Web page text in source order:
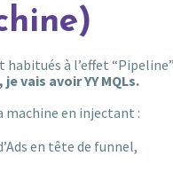
à l’effet
vais avoir YY MQLs.
machine en injectant :
en tête de funnel,